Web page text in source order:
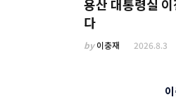
용산 대통령실
다
by이충재 2026.8.3